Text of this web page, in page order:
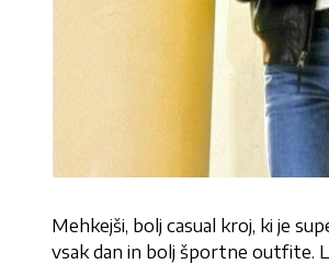
Mehkejši, bolj casual kroj, ki je
vsak dan in bolj športne outfite.